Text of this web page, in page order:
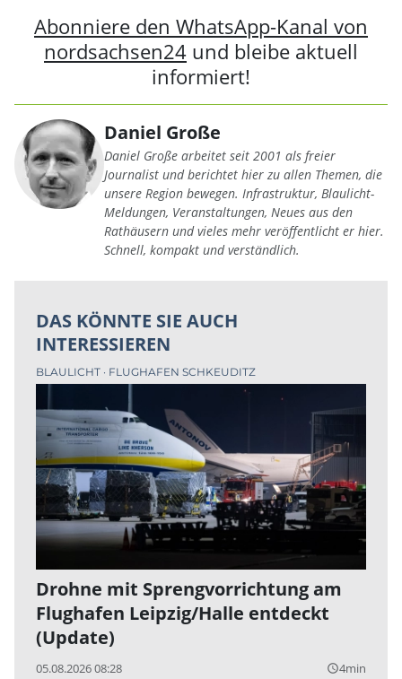
Abonniere den WhatsApp-Kanal von
nordsachsen24 und bleibe aktuell
informiert!
Daniel Große
Daniel Große arbeitet seit 2001 als freier
Journalist und berichtet hier zu allen Themen, die
unsere Region bewegen. Infrastruktur, Blaulicht-
Meldungen, Veranstaltungen, Neues aus den
Rathäusern und vieles mehr veröffentlicht er hier.
Schnell, kompakt und verständlich.
DAS KÖNNTE SIE AUCH
INTERESSIEREN
BLAULICHT FLUGHAFEN SCHKEUDITZ
Drohne mit Sprengvorrichtung am
Flughafen Leipzig/Halle entdeckt
(Update)
05.08.2026 08:28 query_builder4min